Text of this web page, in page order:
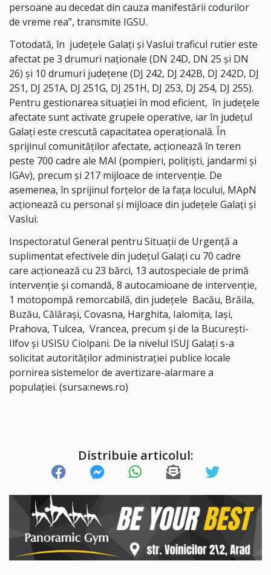
persoane au decedat din cauza manifestării codurilor
de vreme rea”, transmite IGSU.
Totodată, în judeţele Galaţi şi Vaslui traficul rutier este
afectat pe 3 drumuri naţionale (DN 24D, DN 25 şi DN
26) şi 10 drumuri judeţene (DJ 242, DJ 242B, DJ 242D, DJ
251, DJ 251A, DJ 251G, DJ 251H, DJ 253, DJ 254, DJ 255).
Pentru gestionarea situaţiei în mod eficient, în judeţele
afectate sunt activate grupele operative, iar în judeţul
Galaţi este crescută capacitatea operaţională. În
sprijinul comunităţilor afectate, acţionează în teren
peste 700 cadre ale MAI (pompieri, poliţişti, jandarmi şi
IGAv), precum şi 217 mijloace de intervenţie. De
asemenea, în sprijinul forţelor de la faţa locului, MApN
acţionează cu personal şi mijloace din judeţele Galaţi şi
Vaslui.
Inspectoratul General pentru Situaţii de Urgenţă a
suplimentat efectivele din judeţul Galaţi cu 70 cadre
care acţionează cu 23 bărci, 13 autospeciale de primă
intervenţie şi comandă, 8 autocamioane de intervenţie,
1 motopompă remorcabilă, din judeţele Bacău, Brăila,
Buzău, Călăraşi, Covasna, Harghita, Ialomiţa, Iaşi,
Prahova, Tulcea, Vrancea, precum şi de la Bucureşti-
Ilfov şi USISU Ciolpani. De la nivelul ISUJ Galaţi s-a
solicitat autorităţilor administraţiei publice locale
pornirea sistemelor de avertizare-alarmare a
populaţiei. (sursa:news.ro)
Distribuie articolul: